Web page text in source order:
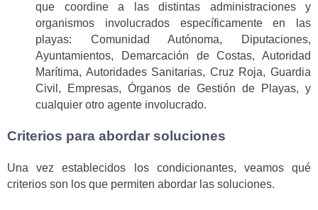
que coordine a las distintas administraciones y
organismos involucrados específicamente en las
playas: Comunidad Autónoma, Diputaciones,
Ayuntamientos, Demarcación de Costas, Autoridad
Marítima, Autoridades Sanitarias, Cruz Roja, Guardia
Civil, Empresas, Órganos de Gestión de Playas, y
cualquier otro agente involucrado.
Criterios para abordar soluciones
Una vez establecidos los condicionantes, veamos qué
criterios son los que permiten abordar las soluciones.